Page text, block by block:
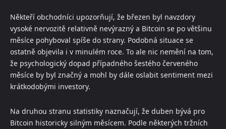
Někteří obchodníci upozorňují, že březen byl navzdory
vysoké nervozitě relativně nevýrazný a Bitcoin se po většinu
měsíce pohyboval spíše do strany. Podobná situace se
ostatně objevila i v minulém roce. To ale nic nemění na tom,
že psychologický dopad případného šestého červeného
měsíce by byl značný a mohl by dále oslabit sentiment mezi
krátkodobými investory.
Na druhou stranu statistiky naznačují, že duben bývá pro
Bitcoin historicky silným měsícem. Podle některých tržních